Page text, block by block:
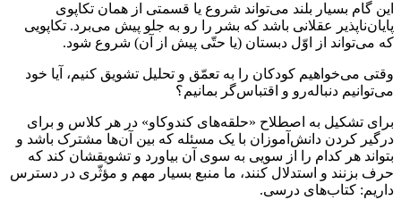
این گام بسیار بلند می‌تواند شروع یا قسمتی از همان تکاپوی
پایان‌ناپذیر عقلانی باشد که بشر را رو به جلو پیش می‌برد. تکاپویی
که می‌تواند از اوّل دبستان (یا حتّی پیش از آن) شروع شود.
وقتی می‌خواهیم کودکان را به تعمّق و تحلیل تشویق کنیم، آیا خود
می‌توانیم دنباله‌رو و اقتباس‌گر بمانیم؟
برای تشکیل به اصطلاح «حلقه‌های کندوکاو» در هر کلاس و برای
درگیر کردن دانش‌آموزان با یک مسئله که بین آن‌ها مشترک باشد و
بتواند هر کدام را از سویی به سوی آن بیاورد و تشویقشان کند که
حرف بزنند و استدلال کنند، ما منبع بسیار مهم و مؤثّری در دسترس
داریم: کتاب‌های درسی.